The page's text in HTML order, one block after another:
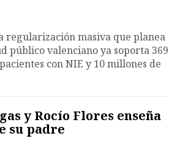
regularización masiva que planea
público valenciano ya soporta 369
con NIE y 10 millones de
y Rocío Flores enseña
su padre